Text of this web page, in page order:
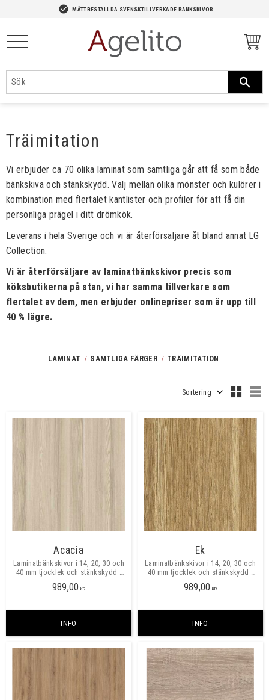
check_circle MÅTTBESTÄLLDA SVENSKTILLVERKADE BÄNKSKIVOR
Träimitation
LAMINAT SAMTLIGA FÄRGER TRÄIMITATION
Vi erbjuder ca 70 olika laminat som samtliga går att få som både
bänkskiva och stänkskydd. Välj mellan olika mönster och kulörer i
kombination med flertalet kantlister och profiler för att få din
personliga prägel i ditt drömkök.
Leverans i hela Sverige och vi är återförsäljare åt bland annat LG
Collection.
Vi är återförsäljare av laminatbänkskivor precis som
köksbutikerna på stan, vi har samma tillverkare som
flertalet av dem, men erbjuder onlinepriser som är upp till
40 % lägre.
Acacia
Laminatbänkskivor i 14, 20, 30 och
40 mm tjocklek och stänkskydd i
989,00 KR
INFO
Ek
Laminatbänkskivor i 14, 20, 30 och
40 mm tjocklek och stänkskydd i
989,00 KR
INFO